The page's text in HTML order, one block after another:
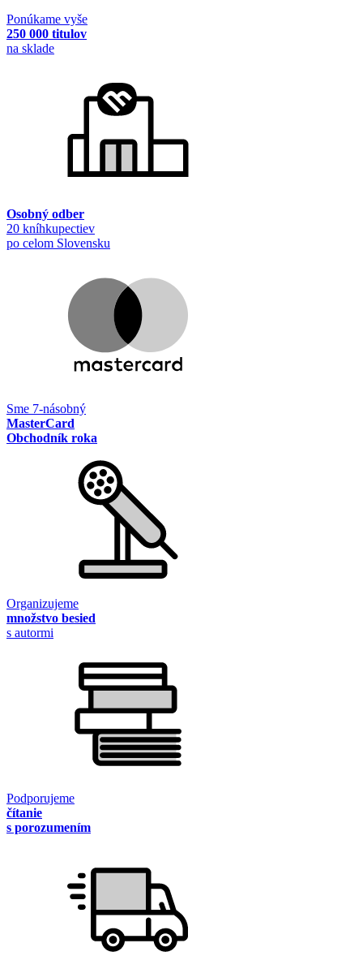
Ponúkame vyše
250 000 titulov
na sklade
Osobný odber
20 kníhkupectiev
po celom Slovensku
Sme 7-násobný
MasterCard
Obchodník roka
Organizujeme
množstvo besied
s autormi
Podporujeme
čítanie
s porozumením